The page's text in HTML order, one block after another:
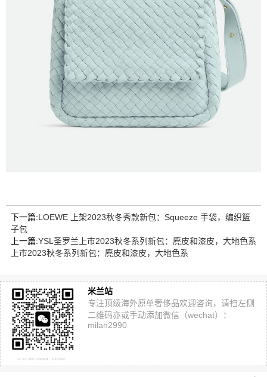
下一篇:LOEWE 上架2023秋冬秀款新包：Squeeze 手袋，编织篮
子包
上一篇:YSL圣罗兰上市2023秋冬系列新包：麂皮和漆皮，大地色系
上市2023秋冬系列新包：麂皮和漆皮，大地色系
米兰站
专注顶级海外原单奢侈品欢迎咨询，请扫左侧
二维码亦或手动添加微信（wechat）：
milan2990